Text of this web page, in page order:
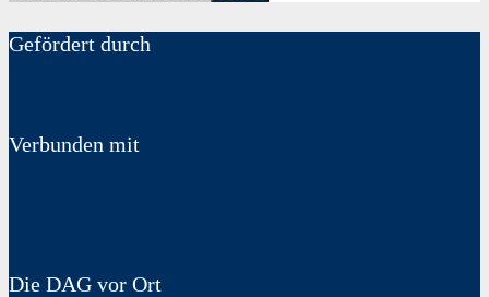
Gefördert durch
Verbunden mit
Die DAG vor Ort